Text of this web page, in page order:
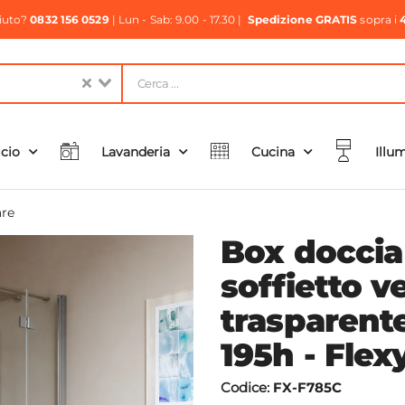
0832 156 0529| Lun - Sab: 9.00 - 17.30 | Spedizione GRATIS sopra i
Lavanderia Cucina
Box
soffietto
195h -
Codice: FX-F785C